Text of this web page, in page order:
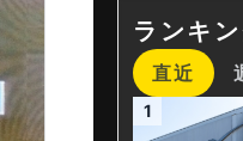
ランキ
直近
1